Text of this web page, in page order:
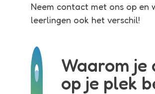
Neem contact met ons op
leerlingen ook het verschil!
Waarom je
op je plek